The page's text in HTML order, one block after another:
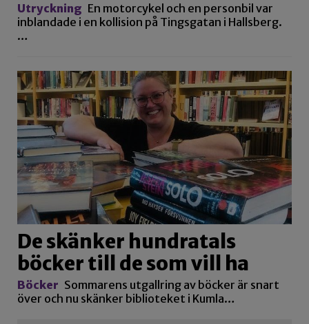
Utryckning En motorcykel och en personbil var
inblandade i en kollision på Tingsgatan i Hallsberg.
…
De skänker hundratals
böcker till de som vill ha
Böcker Sommarens utgallring av böcker är snart
över och nu skänker biblioteket i Kumla…